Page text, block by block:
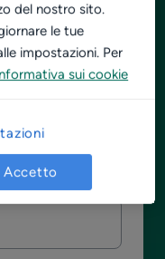
del nostro sito.
le tue
impostazioni. Per
sui cookie
Accetto